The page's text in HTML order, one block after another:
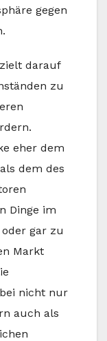
gegen
darauf
zu
eher dem
dem des
Dinge im
gar zu
Markt
nicht nur
auch als